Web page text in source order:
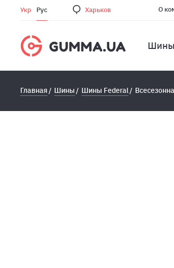
Укр Рус Харьков О
Шины
Главная Шины Шины Federal